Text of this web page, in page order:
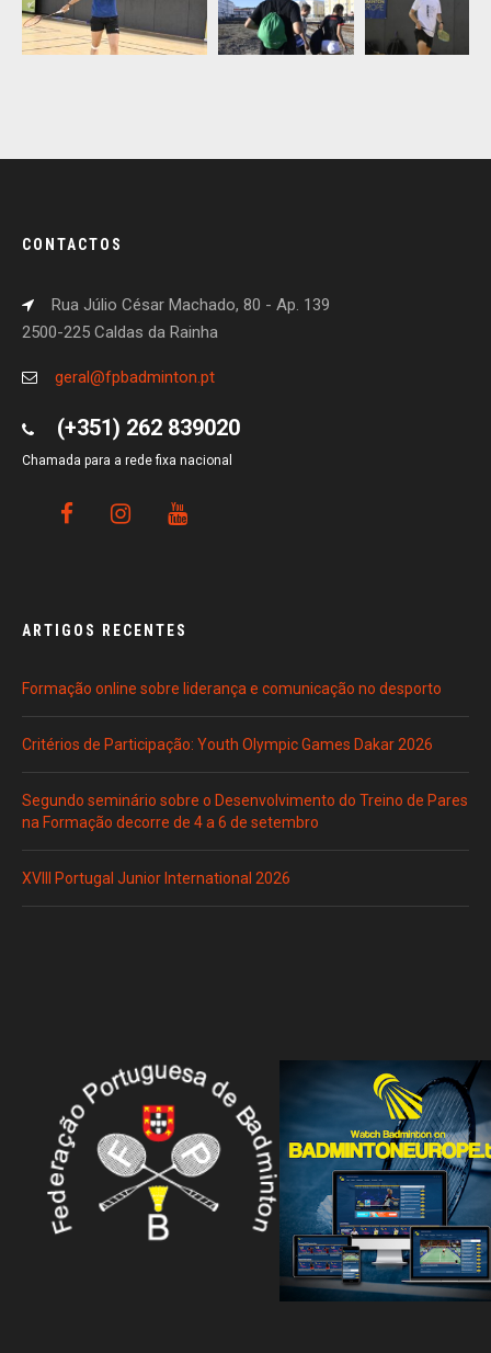
CONTACTOS
Rua Júlio César Machado, 80 - Ap. 139
2500-225 Caldas da Rainha
geral@fpbadminton.pt
(+351) 262 839020
Chamada para a rede fixa nacional
ARTIGOS RECENTES
Formação online sobre liderança e comunicação no desporto
Critérios de Participação: Youth Olympic Games Dakar 2026
Segundo seminário sobre o Desenvolvimento do Treino de Pares
na Formação decorre de 4 a 6 de setembro
XVIII Portugal Junior International 2026